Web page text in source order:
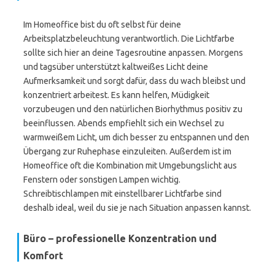
Im Homeoffice bist du oft selbst für deine
Arbeitsplatzbeleuchtung verantwortlich. Die Lichtfarbe
sollte sich hier an deine Tagesroutine anpassen. Morgens
und tagsüber unterstützt kaltweißes Licht deine
Aufmerksamkeit und sorgt dafür, dass du wach bleibst und
konzentriert arbeitest. Es kann helfen, Müdigkeit
vorzubeugen und den natürlichen Biorhythmus positiv zu
beeinflussen. Abends empfiehlt sich ein Wechsel zu
warmweißem Licht, um dich besser zu entspannen und den
Übergang zur Ruhephase einzuleiten. Außerdem ist im
Homeoffice oft die Kombination mit Umgebungslicht aus
Fenstern oder sonstigen Lampen wichtig.
Schreibtischlampen mit einstellbarer Lichtfarbe sind
deshalb ideal, weil du sie je nach Situation anpassen kannst.
Büro – professionelle Konzentration und
Komfort